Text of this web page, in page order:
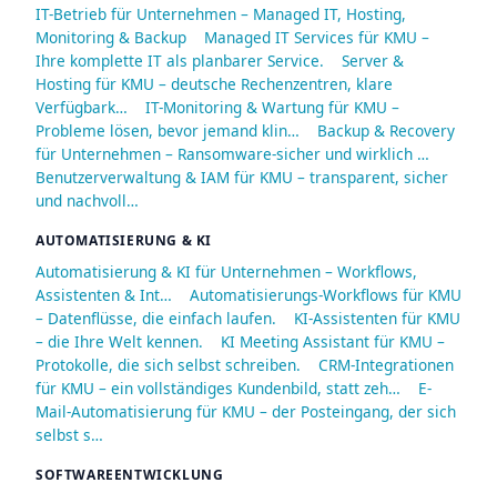
IT-Betrieb für Unternehmen – Managed IT, Hosting,
Monitoring & Backup
Managed IT Services für KMU –
Ihre komplette IT als planbarer Service.
Server &
Hosting für KMU – deutsche Rechenzentren, klare
Verfügbark…
IT-Monitoring & Wartung für KMU –
Probleme lösen, bevor jemand klin…
Backup & Recovery
für Unternehmen – Ransomware-sicher und wirklich …
Benutzerverwaltung & IAM für KMU – transparent, sicher
und nachvoll…
AUTOMATISIERUNG & KI
Automatisierung & KI für Unternehmen – Workflows,
Assistenten & Int…
Automatisierungs-Workflows für KMU
– Datenflüsse, die einfach laufen.
KI-Assistenten für KMU
– die Ihre Welt kennen.
KI Meeting Assistant für KMU –
Protokolle, die sich selbst schreiben.
CRM-Integrationen
für KMU – ein vollständiges Kundenbild, statt zeh…
E-
Mail-Automatisierung für KMU – der Posteingang, der sich
selbst s…
SOFTWAREENTWICKLUNG